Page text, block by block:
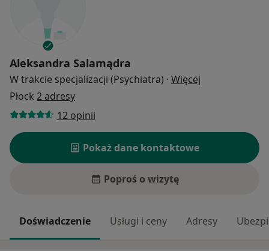
Aleksandra Salamądra
W trakcie specjalizacji (Psychiatra) · Więcej
Płock 2 adresy
12 opinii
Pokaż dane kontaktowe
Poproś o wizytę
Doświadczenie Usługi i ceny Adresy